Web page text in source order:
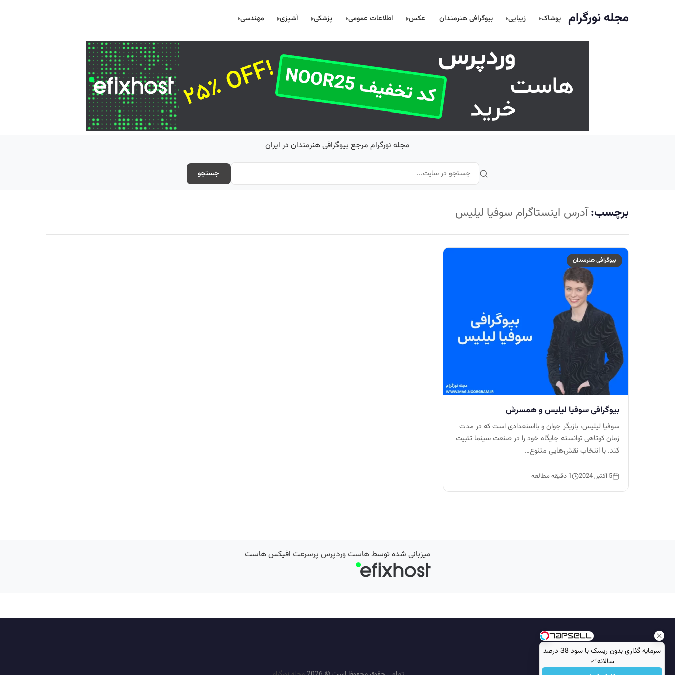
سرمایه گذاری بدون ریسک با سود 38 درصد
سالانه📈
مجله نورگرام پوشاک زیبایی بیوگرافی هنرمندان عکس اطلاعات عمومی پزشکی آشپزی مهندسی
مجله نورگرام مرجع بیوگرافی هنرمندان در ایران
جستجو
برچسب:آدرس اینستاگرام سوفیا لیلیس
بیوگرافی هنرمندان
بیوگرافی سوفیا لیلیس و همسرش
سوفیا لیلیس، بازیگر جوان و بااستعدادی است که در مدت
زمان کوتاهی توانسته جایگاه خود را در صنعت سینما تثبیت
کند. با انتخاب نقش‌هایی متنوع…
5 اکتبر, 2024 1 دقیقه مطالعه
میزبانی شده توسطهاست وردپرس پرسرعت افیکس هاست